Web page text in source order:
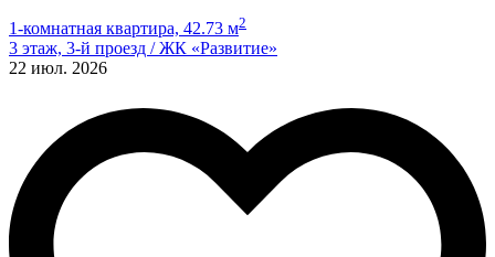
1-комнатная квартира, 42.73 м2
3 этаж, 3-й проезд / ЖК «Развитие»
22 июл. 2026